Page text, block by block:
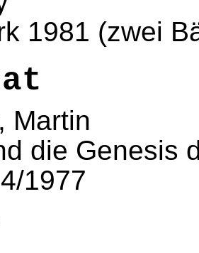
1981 (zwei
Martin
die Genesis
1977